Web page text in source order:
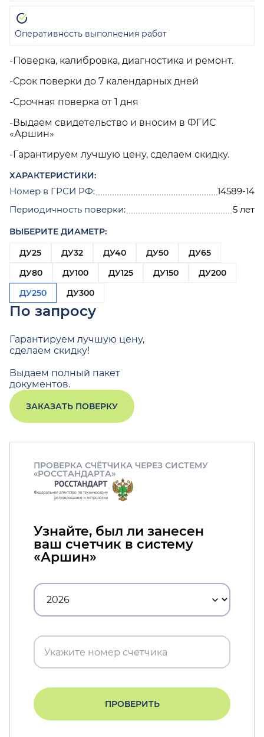
-Поверка, калибровка, диагностика и ремонт.
-Срок поверки до 7 календарных дней
-Срочная поверка от 1 дня
-Выдаем свидетельство и вносим в ФГИС
«Аршин»
-Гарантируем лучшую цену, сделаем скидку.
ХАРАКТЕРИСТИКИ:
Номер в ГРСИ РФ:
14589-14
Периодичность поверки:
5 лет
ВЫБЕРИТЕ ДИАМЕТР:
ДУ25
ДУ32 ДУ40 ДУ50
ДУ65
ДУ80
ДУ100 ДУ125 ДУ150
ДУ200
ДУ250
ДУ300
По запросу
Гарантируем лучшую цену,
сделаем скидку!
Выдаем полный пакет
документов.
ЗАКАЗАТЬ ПОВЕРКУ
Оперативность выполнения работ
ПРОВЕРКА СЧЁТЧИКА ЧЕРЕЗ СИСТЕМУ
«РОССТАНДАРТА»
Узнайте, был ли занесен
ваш счетчик в систему
«Аршин»
ПРОВЕРИТЬ